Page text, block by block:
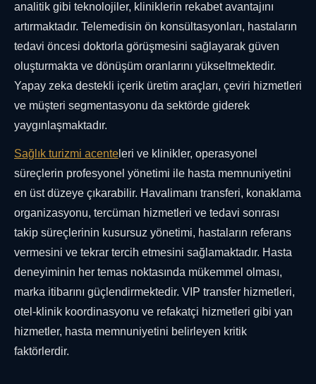
analitik gibi teknolojiler, kliniklerin rekabet avantajını
artırmaktadır. Telemedisin ön konsültasyonları, hastaların
tedavi öncesi doktorla görüşmesini sağlayarak güven
oluşturmakta ve dönüşüm oranlarını yükseltmektedir.
Yapay zeka destekli içerik üretim araçları, çeviri hizmetleri
ve müşteri segmentasyonu da sektörde giderek
yaygınlaşmaktadır.
Sağlık turizmi acente leri ve klinikler, operasyonel
süreçlerin profesyonel yönetimi ile hasta memnuniyetini
en üst düzeye çıkarabilir. Havalimanı transferi, konaklama
organizasyonu, tercüman hizmetleri ve tedavi sonrası
takip süreçlerinin kusursuz yönetimi, hastaların referans
vermesini ve tekrar tercih etmesini sağlamaktadır. Hasta
deneyiminin her temas noktasında mükemmel olması,
marka itibarını güçlendirmektedir. VIP transfer hizmetleri,
otel-klinik koordinasyonu ve refakatçi hizmetleri gibi yan
hizmetler, hasta memnuniyetini belirleyen kritik
faktörlerdir.